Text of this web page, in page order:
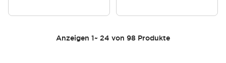
Anzeigen 1~ 24 von 98 Produkte